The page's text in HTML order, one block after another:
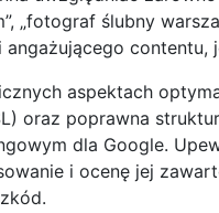
„fotograf ślubny
contentu,
aspektach
oraz poprawna
dla Google.
i ocenę jej